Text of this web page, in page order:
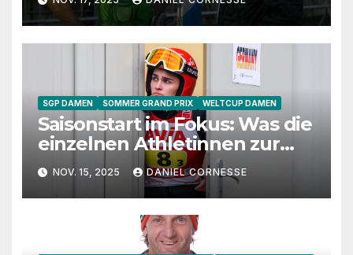
Lanisek im Gespräch
SGP DAMEN SOMMER GRAND PRIX WELTCUP DAMEN
Saisonstart im Fokus: Was die
einzelnen Athletinnen zur
Vorbereitung sagen
NOV. 15, 2025 DANIEL CORNESSE